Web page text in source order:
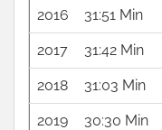
2016 31:51 Min
2017 31:42 Min
2018 31:03 Min
2019 30:30 Min